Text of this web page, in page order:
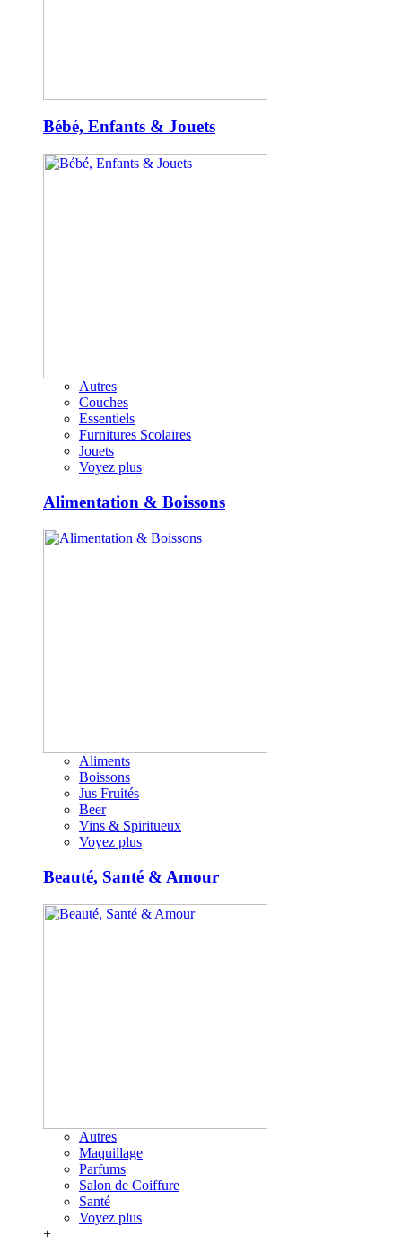
Bébé, Enfants & Jouets
Autres
Couches
Essentiels
Furnitures Scolaires
Jouets
Voyez plus
Alimentation & Boissons
Aliments
Boissons
Jus Fruités
Beer
Vins & Spiritueux
Voyez plus
Beauté, Santé & Amour
Autres
Maquillage
Parfums
Salon de Coiffure
Santé
Voyez plus
+